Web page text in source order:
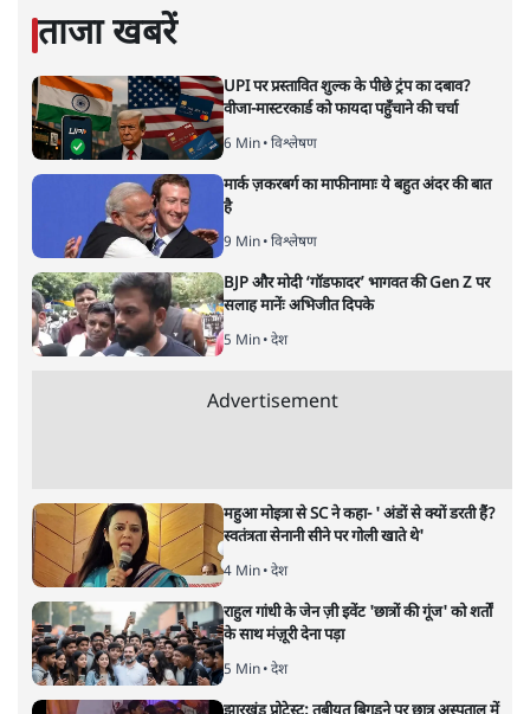
ताजा खबरें
UPI पर प्रस्तावित शुल्क के पीछे ट्रंप का दबाव?
वीजा-मास्टरकार्ड को फायदा पहुँचाने की चर्चा
6 Min• विश्लेषण
मार्क ज़करबर्ग का माफीनामाः ये बहुत अंदर की बात
है
9 Min• विश्लेषण
BJP और मोदी ‘गॉडफादर’ भागवत की Gen Z पर
सलाह मानेंः अभिजीत दिपके
5 Min• देश
Advertisement
महुआ मोइत्रा से SC ने कहा- ' अंडों से क्यों डरती हैं?
स्वतंत्रता सेनानी सीने पर गोली खाते थे'
4 Min• देश
राहुल गांधी के जेन ज़ी इवेंट 'छात्रों की गूंज' को शर्तों
के साथ मंज़ूरी देना पड़ा
5 Min• देश